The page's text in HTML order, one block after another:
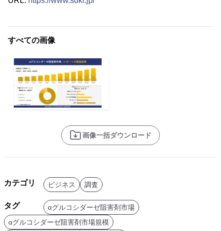
すべての画像
画像一括ダウンロード
カテゴリ ビジネス 調査
タグ
αグルコシダーゼ阻害剤市場
αグルコシダーゼ阻害剤市場規模